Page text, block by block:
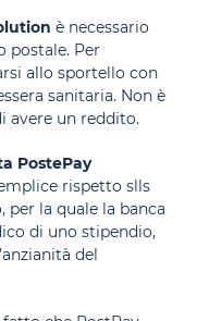
è necessario
postale. Per
allo sportello con
sanitaria. Non è
avere un reddito.
PostePay
rispetto slls
la quale la banca
di uno stipendio,
del